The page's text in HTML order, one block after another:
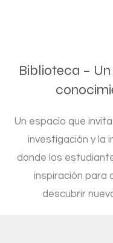
Biblioteca –
Un espacio que
investigación y la
donde los
inspiración para
descubrir